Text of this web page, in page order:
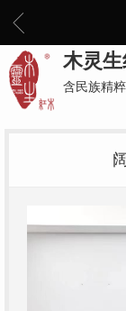
木灵
含民族精